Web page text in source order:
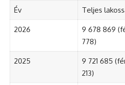
Év Teljes
2026
9 678 869
778)
2025
9 721 685
213)